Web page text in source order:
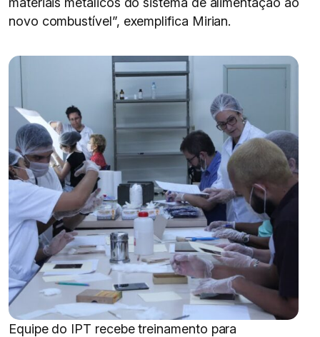
novo combustível”, exemplifica Mirian.
Equipe do IPT recebe treinamento para